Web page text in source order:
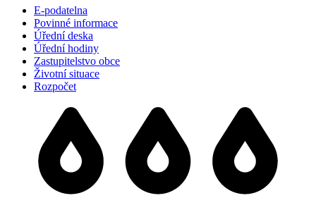
E-podatelna
Povinné informace
Úřední deska
Úřední hodiny
Zastupitelstvo obce
Životní situace
Rozpočet